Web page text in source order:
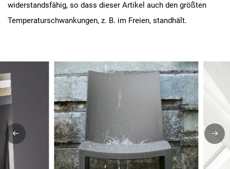
widerstandsfähig, so dass dieser Artikel auch den größten
Temperaturschwankungen, z. B. im Freien, standhält.